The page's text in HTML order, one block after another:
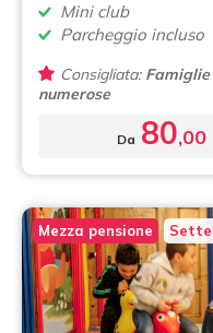
Mini club
Parcheggio incluso
Consigliata:Famiglie
numerose
Da 80,00
Mezza pensione